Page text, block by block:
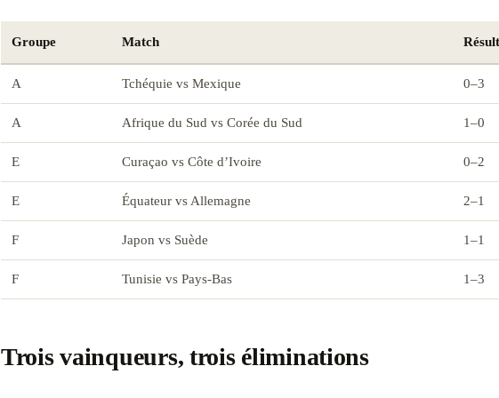
Groupe Match
A Tchéquie vs Mexique 0–3
A Afrique du Sud vs Corée du Sud 1–0
E Curaçao vs Côte d’Ivoire 0–2
E Équateur vs Allemagne 2–1
F Japon vs Suède 1–1
F Tunisie vs Pays-Bas 1–3
Trois vainqueurs, trois éliminations